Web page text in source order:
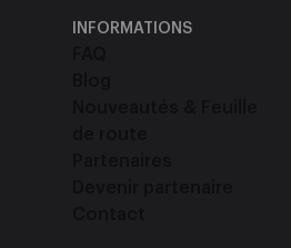
INFORMATIONS